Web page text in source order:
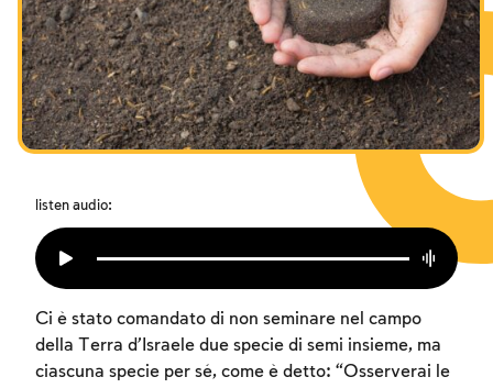
I digiuni commemorativi della distruzione del Tempio
Hanukkah
Purìm
listen audio:
Ci è stato comandato di non seminare nel campo
della Terra d’Israele due specie di semi insieme, ma
ciascuna specie per sé, come è detto: “Osserverai le